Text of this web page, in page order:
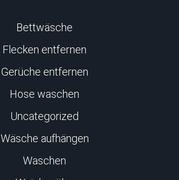
Bettwäsche
Flecken entfernen
Gerüche entfernen
Hose waschen
Uncategorized
Wäsche aufhängen
Waschen